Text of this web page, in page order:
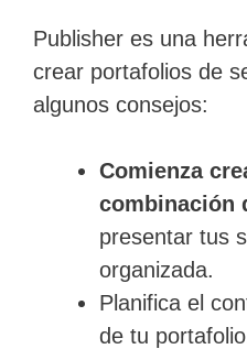
Publisher es una
crear portafolios de
algunos consejos:
Comienza
combinación
presentar tus
organizada.
Planifica el
de tu